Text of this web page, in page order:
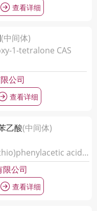
查看详细
(中间体)
1-tetralone CAS
公司
查看详细
乙酸(中间体)
acid
62-6
限公司
查看详细